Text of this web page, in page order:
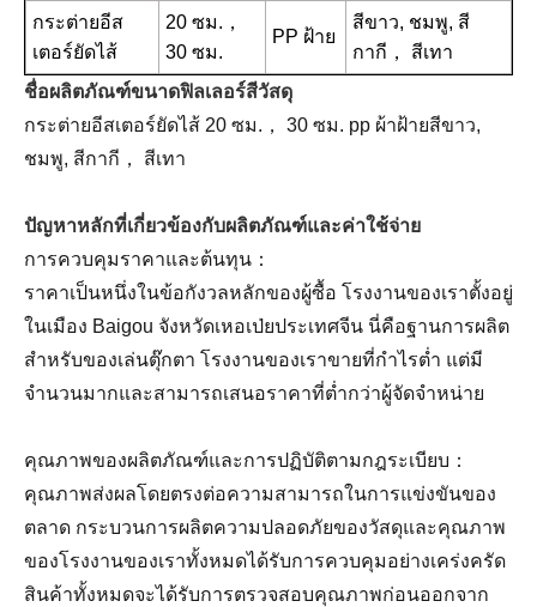
กระต่ายอีส
เตอร์ยัดไส้
20 ซม.，
30 ซม.
PP ฝ้าย
สีขาว, ชมพู, สี
กากี， สีเทา
ชื่อผลิตภัณฑ์ขนาดฟิลเลอร์สีวัสดุ
กระต่ายอีสเตอร์ยัดไส้ 20 ซม.， 30 ซม. pp ผ้าฝ้ายสีขาว,
ชมพู, สีกากี， สีเทา
ปัญหาหลักที่เกี่ยวข้องกับผลิตภัณฑ์และค่าใช้จ่าย
การควบคุมราคาและต้นทุน：
ราคาเป็นหนึ่งในข้อกังวลหลักของผู้ซื้อ โรงงานของเราตั้งอยู่
ในเมือง Baigou จังหวัดเหอเป่ยประเทศจีน นี่คือฐานการผลิต
สำหรับของเล่นตุ๊กตา โรงงานของเราขายที่กำไรต่ำ แต่มี
จำนวนมากและสามารถเสนอราคาที่ต่ำกว่าผู้จัดจำหน่าย
คุณภาพของผลิตภัณฑ์และการปฏิบัติตามกฎระเบียบ：
คุณภาพส่งผลโดยตรงต่อความสามารถในการแข่งขันของ
ตลาด กระบวนการผลิตความปลอดภัยของวัสดุและคุณภาพ
ของโรงงานของเราทั้งหมดได้รับการควบคุมอย่างเคร่งครัด
สินค้าทั้งหมดจะได้รับการตรวจสอบคุณภาพก่อนออกจาก